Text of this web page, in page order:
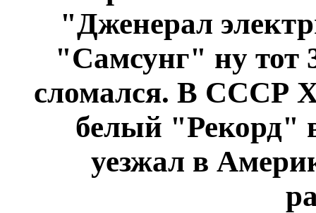
"Дженерал
"Самсунг" ну тот
сломался. В СССР
белый "Рекорд"
уезжал в